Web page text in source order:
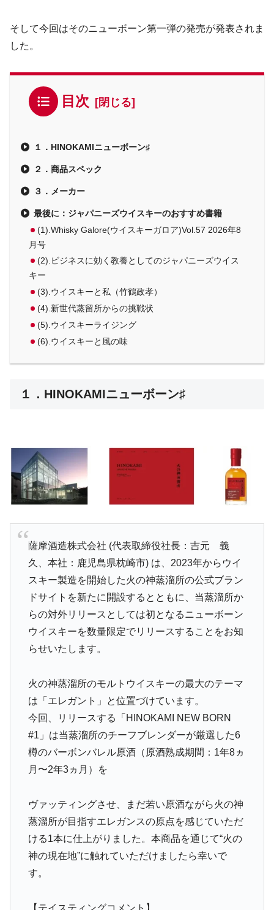
そして今回はそのニューボーン第一弾の発売が発表されま
した。
目次
１．HINOKAMIニューボーン♯
２．商品スペック
３．メーカー
最後に：ジャパニーズウイスキーのおすすめ書籍
(1).Whisky Galore(ウイスキーガロア)Vol.57 2026年8
月号
(2).ビジネスに効く教養としてのジャパニーズウイス
キー
(3).ウイスキーと私（竹鶴政孝）
(4).新世代蒸留所からの挑戦状
(5).ウイスキーライジング
(6).ウイスキーと風の味
１．HINOKAMIニューボーン♯
薩摩酒造株式会社 (代表取締役社長：吉元 義
久、本社：鹿児島県枕崎市) は、2023年からウイ
スキー製造を開始した火の神蒸溜所の公式ブラン
ドサイトを新たに開設するとともに、当蒸溜所か
らの対外リリースとしては初となるニューボーン
ウイスキーを数量限定でリリースすることをお知
らせいたします。
火の神蒸溜所のモルトウイスキーの最大のテーマ
は「エレガント」と位置づけています。
今回、リリースする「HINOKAMI NEW BORN
#1」は当蒸溜所のチーフブレンダーが厳選した6
樽のバーボンバレル原酒（原酒熟成期間：1年8ヵ
月〜2年3ヵ月）を
ヴァッティングさせ、まだ若い原酒ながら火の神
蒸溜所が目指すエレガンスの原点を感じていただ
ける1本に仕上がりました。本商品を通じて“火の
神の現在地”に触れていただけましたら幸いで
す。
【テイスティングコメント】